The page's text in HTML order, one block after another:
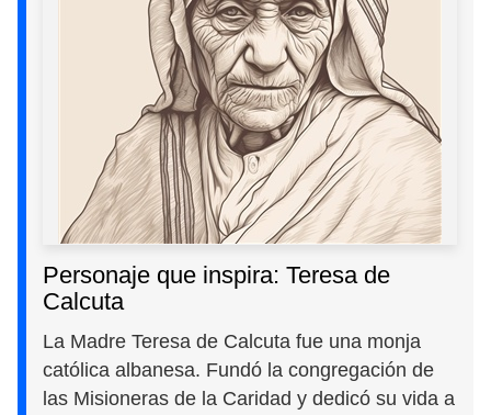
Personaje que inspira: Teresa de
Calcuta
La Madre Teresa de Calcuta fue una monja
católica albanesa. Fundó la congregación de
las Misioneras de la Caridad y dedicó su vida a